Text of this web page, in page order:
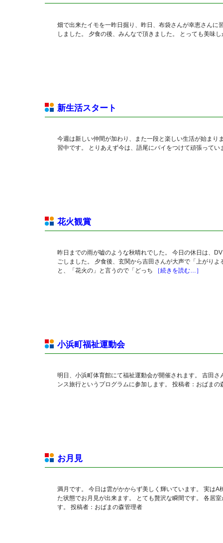
畑で出来たイモを一昨日掘り、昨日、布袋さんが幸恵さんに
しました。 夕食の後、みんなで頂きました。 とっても美味
新生活スタート
今週は新しい仲間が加わり、また一段と楽しい生活が始まり
習中です。 とりあえず今は、語尾にバイをつけて頑張って
花火観賞
昨日までの雨が嘘のような秋晴れでした。 今日の休日は、
ごしました。 夕食後、玄関から吉田さんが大声で「上がり
と、「花火の」と言うので「どっち
［続きを読む…］
小浜町福祉運動会
明日、小浜町体育館にて福祉運動会が開催されます。 吉田
ンス旅行というプログラムに参加します。 投稿者：おばまの
お月見
満月です。 今日は雲がかからず美しく輝いています。 実は
た状態でお月見が出来ます。 とても贅沢な瞬間です。 各居
す。 投稿者：おばまの森管理者